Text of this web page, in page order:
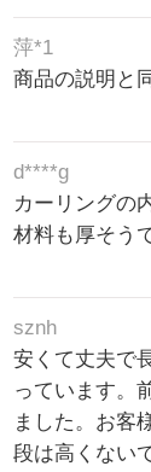
萍*1
商品の説明と
d****g
カーリングの
材料も厚そう
sznh
安くて丈夫で
っています。
ました。お客
段は高くない